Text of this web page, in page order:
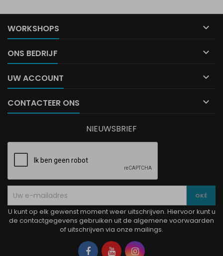
WORKSHOPS 
ONS BEDRIJF 
UW ACCOUNT 
CONTACTEER ONS 
NIEUWSBRIEF
U kunt op elk gewenst moment weer uitschrijven. Hiervoor kunt u
de contactgegevens gebruiken uit de algemene voorwaarden
of uitschrijven via onze mailings.
Facebook
YouTubeInstagram